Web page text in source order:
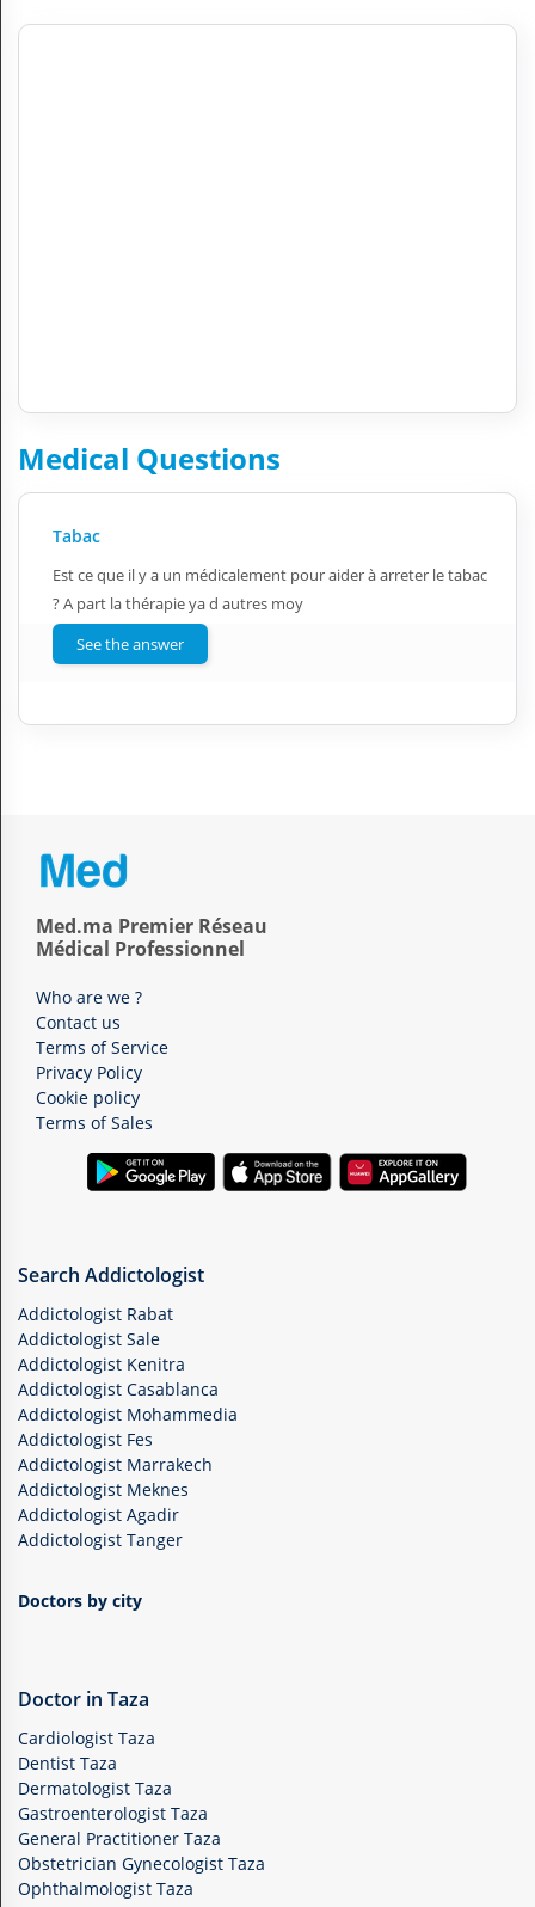
Medical Questions
Tabac
Est ce que il y a un médicalement pour aider à arreter le tabac
? A part la thérapie ya d autres moy
See the answer
Med.ma Premier Réseau
Médical Professionnel
Who are we ?
Contact us
Terms of Service
Privacy Policy
Cookie policy
Terms of Sales
Search Addictologist
Addictologist Rabat
Addictologist Sale
Addictologist Kenitra
Addictologist Casablanca
Addictologist Mohammedia
Addictologist Fes
Addictologist Marrakech
Addictologist Meknes
Addictologist Agadir
Addictologist Tanger
Doctors by city
Doctor in Taza
Cardiologist Taza
Dentist Taza
Dermatologist Taza
Gastroenterologist Taza
General Practitioner Taza
Obstetrician Gynecologist Taza
Ophthalmologist Taza